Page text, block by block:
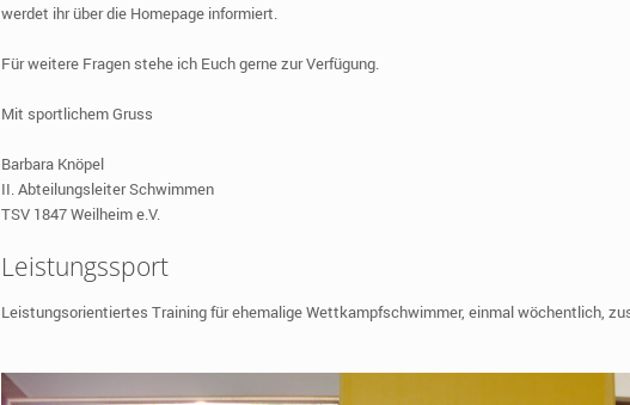
werdet ihr über die Homepage informiert.
Für weitere Fragen stehe ich Euch gerne zur Verfügung.
Mit sportlichem Gruss
Barbara Knöpel
II. Abteilungsleiter Schwimmen
TSV 1847 Weilheim e.V.
Leistungssport
Leistungsorientiertes Training für ehemalige Wettkampfschwimmer, einmal wöchentlich,